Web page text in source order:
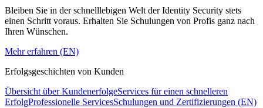
Bleiben Sie in der schnelllebigen Welt der Identity Security stets
einen Schritt voraus. Erhalten Sie Schulungen von Profis ganz nach
Ihren Wünschen.
Mehr erfahren (EN)
Erfolgsgeschichten von Kunden
Übersicht über KundenerfolgeServices für einen schnelleren
ErfolgProfessionelle ServicesSchulungen und Zertifizierungen (EN)